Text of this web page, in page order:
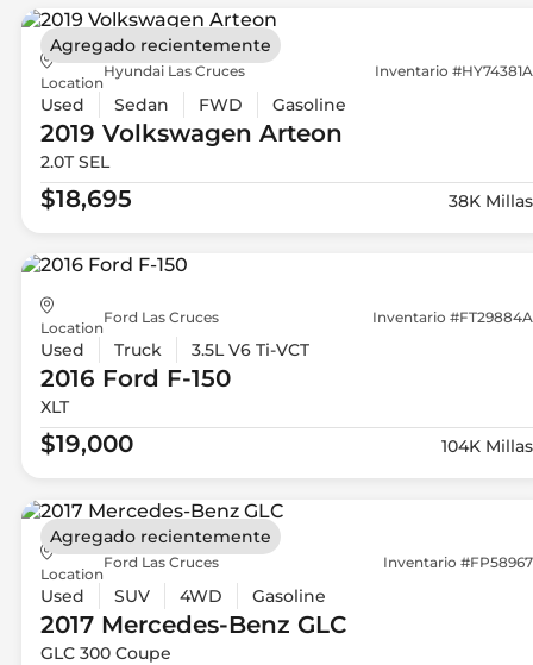
Location
Hyundai Las Cruces Inventario #HY74381A
Used Sedan FWD Gasoline
2019 Volkswagen Arteon
2.0T SEL
$18,695 38K Millas
Agregado recientemente
Location
Ford Las Cruces Inventario #FT29884A
Used Truck 3.5L V6 Ti-VCT
2016 Ford F-150
XLT
$19,000 104K Millas
Location
Ford Las Cruces Inventario #FP58967
Used SUV 4WD Gasoline
2017 Mercedes-Benz GLC
GLC 300 Coupe
Agregado recientemente